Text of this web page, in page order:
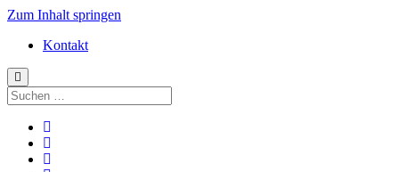
Zum Inhalt springen
Kontakt
Suchen